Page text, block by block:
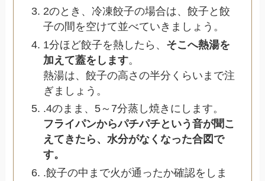
2のとき、冷凍餃子の場合は、餃子と餃
子の間を空けて並べていきましょう。
1分ほど餃子を熱したら、 そこへ熱湯を
加えて蓋をします。
熱湯は、餃子の高さの半分くらいまで注
ぎましょう。
.4のまま、5～7分蒸し焼きにします。
フライパンからパチパチという音が聞こ
えてきたら、水分がなくなった合図で
す。
.餃子の中まで火が通ったか確認をしま